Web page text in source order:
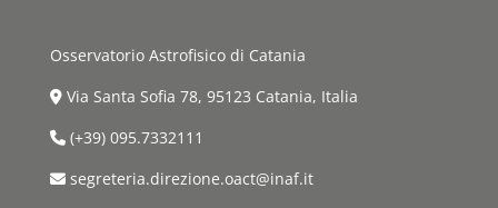
Osservatorio Astrofisico di Catania
Via Santa Sofia 78, 95123 Catania, Italia
(+39) 095.7332111
segreteria.direzione.oact@inaf.it